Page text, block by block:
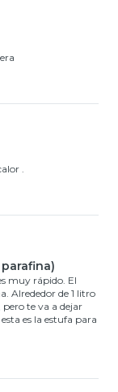
.
muy rápido. El
Alrededor de 1 litro
te va a dejar
es la estufa para